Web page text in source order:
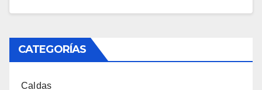
CATEGORÍAS
Caldas